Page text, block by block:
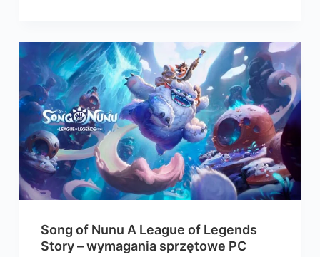
Song of Nunu A League of Legends
Story – wymagania sprzętowe PC